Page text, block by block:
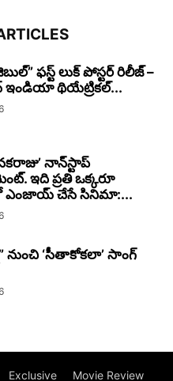
ఫస్ట్ లుక్ పోస్టర్ రిలీజ్ –
ఇండియా థియేట్రికల్...
నాన్‌స్టాప్
ఇది ప్రతి ఒక్కరూ
ఎంజాయ్ చేసే సినిమా:...
నుంచి ‘సీతాకోకలా’ సాంగ్
Exclusive Movie Review